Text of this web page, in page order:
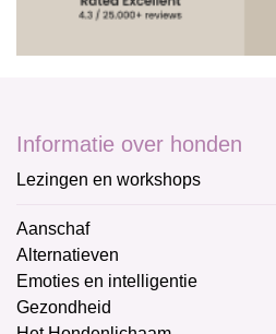
Informatie over honden
Lezingen en workshops
Aanschaf
Alternatieven
Emoties en intelligentie
Gezondheid